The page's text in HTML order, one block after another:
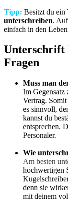
Tipp: Besitzt du ein
unterschreiben.
einfach in den
Unterschrift
Fragen
Muss man
Im Gegensatz
Vertrag.
es sinnvoll,
kannst du
entsprechen.
Personaler.
Wie
Am besten
hochwertigen
denn sie
mit deinem